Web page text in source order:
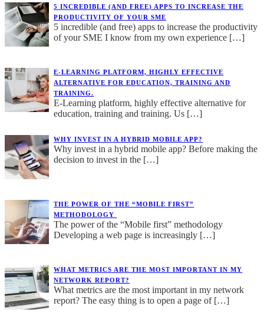
5 INCREDIBLE (AND FREE) APPS TO INCREASE THE
PRODUCTIVITY OF YOUR SME
5 incredible (and free) apps to increase the productivity
of your SME I know from my own experience […]
E-LEARNING PLATFORM, HIGHLY EFFECTIVE
ALTERNATIVE FOR EDUCATION, TRAINING AND
TRAINING.
E-Learning platform, highly effective alternative for
education, training and training. Us […]
WHY INVEST IN A HYBRID MOBILE APP?
Why invest in a hybrid mobile app? Before making the
decision to invest in the […]
THE POWER OF THE “MOBILE FIRST”
METHODOLOGY
The power of the “Mobile first” methodology
Developing a web page is increasingly […]
WHAT METRICS ARE THE MOST IMPORTANT IN MY
NETWORK REPORT?
What metrics are the most important in my network
report? The easy thing is to open a page of […]